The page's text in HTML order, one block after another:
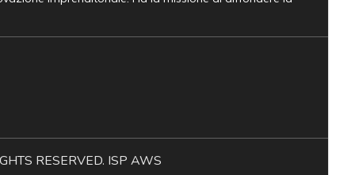
RESERVED. ISP AWS